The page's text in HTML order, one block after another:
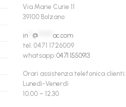
Via Marie Curie 11
39100 Bolzano
in** @****** ac.com
tel. 0471 1726009
whatsapp: 0471 1550913
Orari assistenza telefonica clienti:
Lunedì-Venerdì
10.00 – 12.30